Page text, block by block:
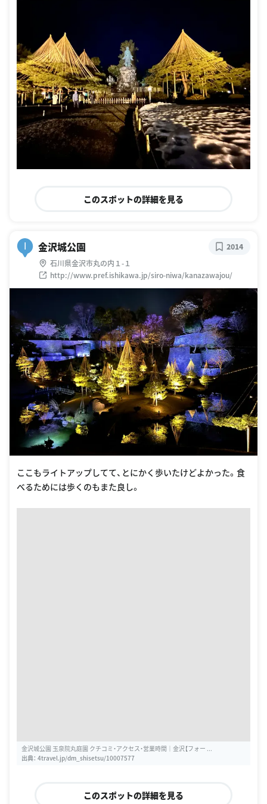
このスポットの詳細を見る
金沢城公園
石川県金沢市丸の内１-１
http://www.pref.ishikawa.jp/siro-niwa/kanazawajou/
2014
ここもライトアップしてて、とにかく歩いたけどよかった。食
べるためには歩くのもまた良し。
金沢城公園 玉泉院丸庭園 クチコミ・アクセス・営業時間｜金沢【フォー ...
出典： 4travel.jp/dm_shisetsu/10007577
このスポットの詳細を見る